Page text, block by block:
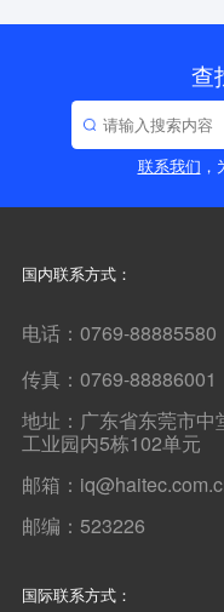
查
联系我们
国内联系方式：
电话：0769-
传真：0769-
地址：广东省东莞市中
工业园内5栋102单元
邮箱：
邮编：523226
国际联系方式：